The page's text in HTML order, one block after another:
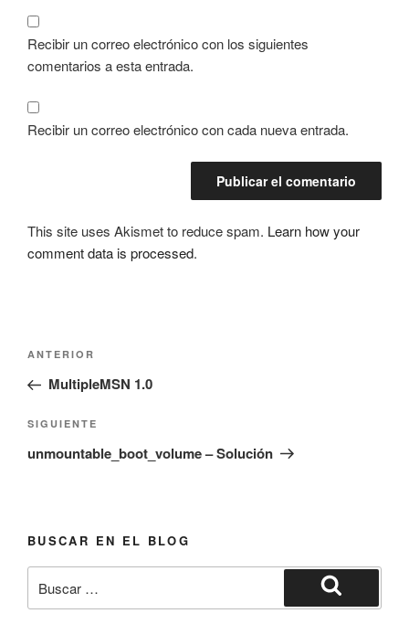
Recibir un correo electrónico con los siguientes
comentarios a esta entrada.
Recibir un correo electrónico con cada nueva entrada.
This site uses Akismet to reduce spam. Learn how your
comment data is processed.
Navegación
entradas
Entrada
anterior:
ANTERIOR
MultipleMSN 1.0
Siguiente
entrada
SIGUIENTE
unmountable_boot_volume – Solución
BUSCAR EN EL BLOG
por:
Buscar